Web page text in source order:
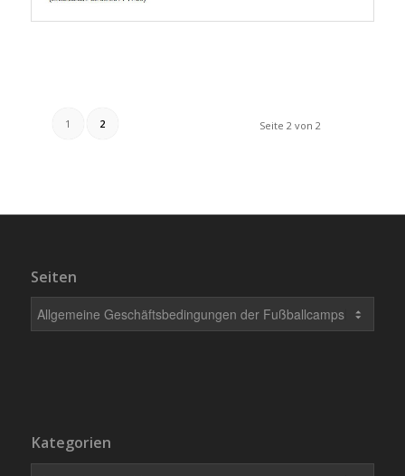
Seite 2 von 2
1 2
Seiten
Kategorien